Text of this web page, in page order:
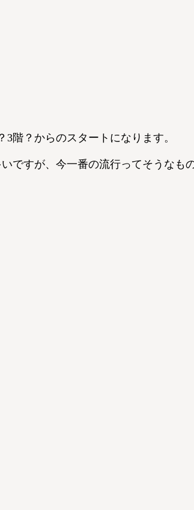
階？からのスタートになります。
ですが、今一番の流行ってそうなも